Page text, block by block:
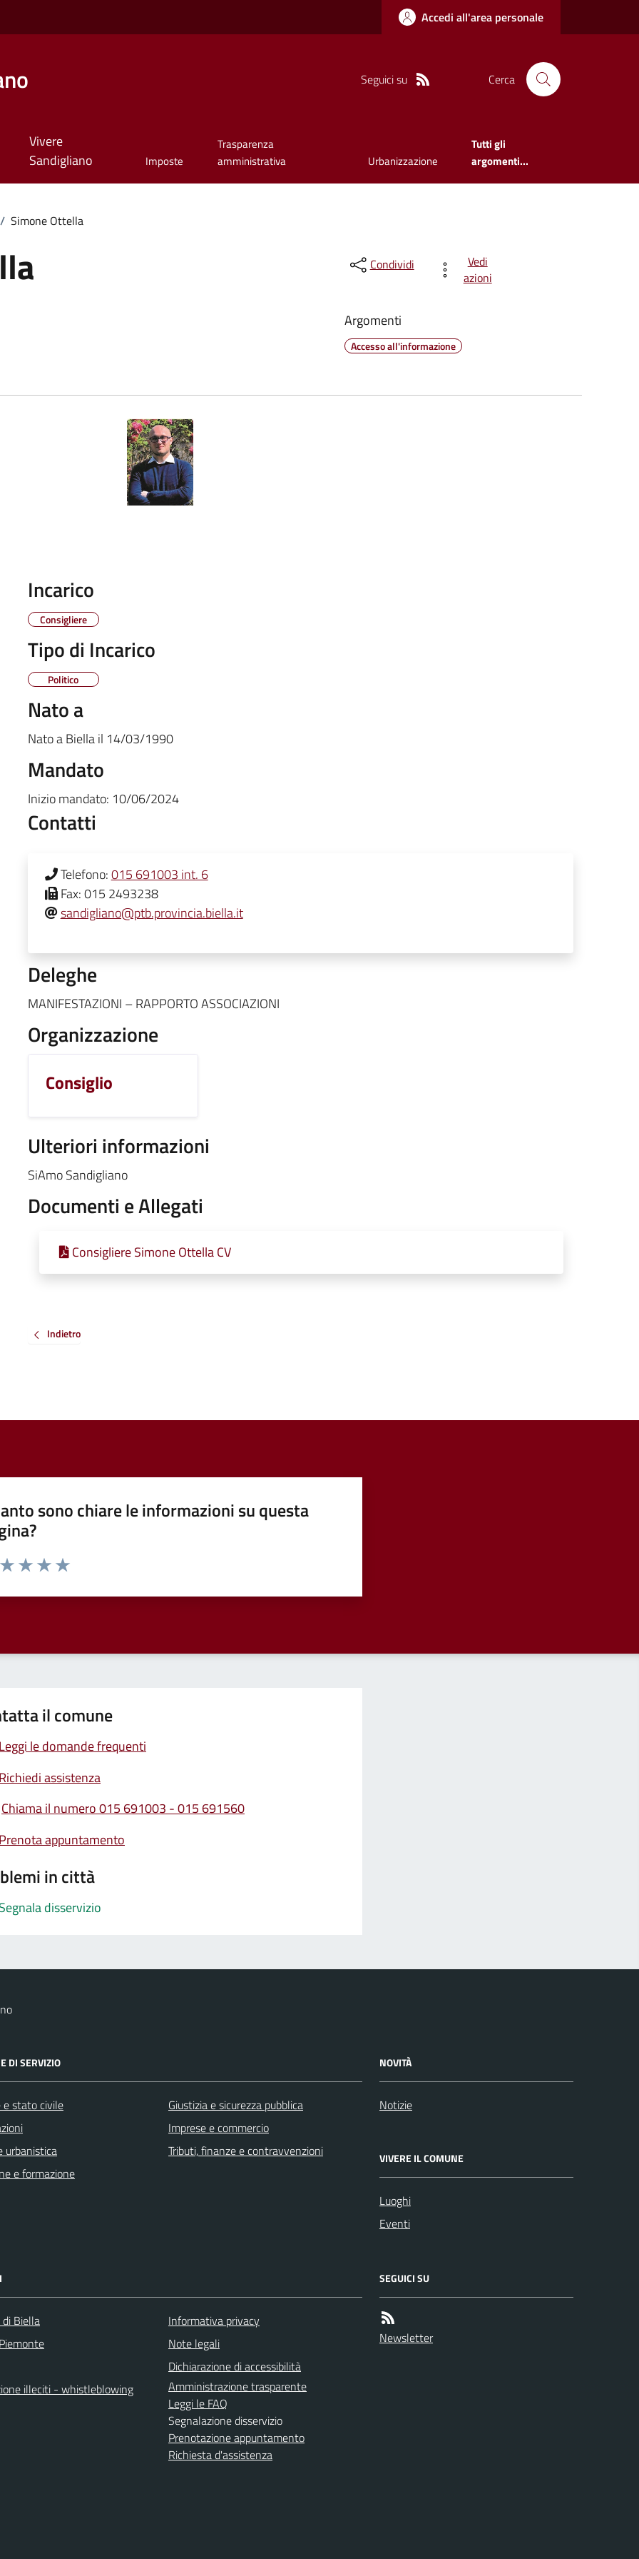
Accedi all'area personale
Seguici su Cerca
Vivere
Sandigliano
Imposte
Trasparenza
amministrativa
Urbanizzazione
Tutti gli
argomenti...
/ Simone Ottella
Condividi
Vedi
azioni
Argomenti
Accesso all'informazione
Incarico
Consigliere
Tipo di Incarico
Politico
Nato a
Nato aBiellail 14/03/1990
Mandato
Inizio mandato: 10/06/2024
Contatti
Telefono:015 691003 int. 6
Fax:015 2493238
sandigliano@ptb.provincia.biella.it
Deleghe
MANIFESTAZIONI – RAPPORTO ASSOCIAZIONI
Organizzazione
Consiglio
Ulteriori informazioni
SiAmo Sandigliano
Documenti e Allegati
Consigliere Simone Ottella CV
Indietro
sono chiare le informazioni su questa
da 1 a 5 stelle la pagina
il comune
Leggi le domande frequenti
Richiedi assistenza
Chiama il numero 015 691003 - 015 691560
Prenota appuntamento
in città
Segnala disservizio
DI SERVIZIO
e stato civile
urbanistica
e formazione
Giustizia e sicurezza pubblica
Imprese e commercio
Tributi, finanze e contravvenzioni
NOVITÀ
Notizie
VIVERE IL COMUNE
Luoghi
Eventi
Biella
illeciti - whistleblowing
Informativa privacy
Note legali
Dichiarazione di accessibilità
Amministrazione trasparente
Leggi le FAQ
Segnalazione disservizio
Prenotazione appuntamento
Richiesta d'assistenza
SEGUICI SU
Newsletter